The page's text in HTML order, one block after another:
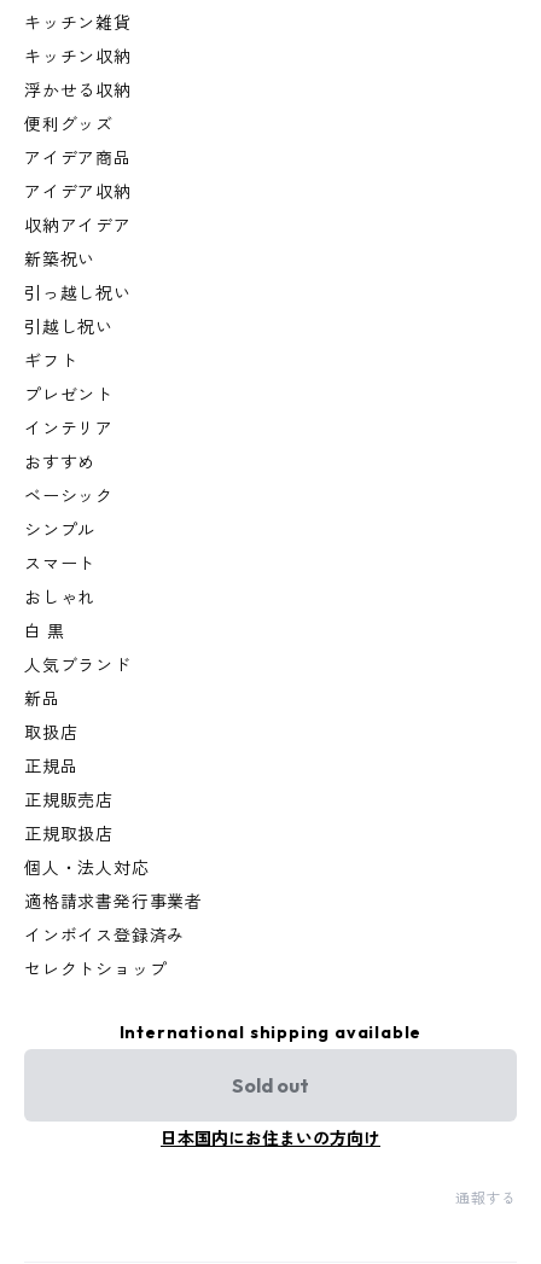
キッチン雑貨
キッチン収納
浮かせる収納
便利グッズ
アイデア商品
アイデア収納
収納アイデア
新築祝い
引っ越し祝い
引越し祝い
ギフト
プレゼント
インテリア
おすすめ
ベーシック
シンプル
スマート
おしゃれ
白 黒
人気ブランド
新品
取扱店
正規品
正規販売店
正規取扱店
個人・法人対応
適格請求書発行事業者
インボイス登録済み
セレクトショップ
International shipping available
Sold out
日本国内にお住まいの方向け
通報する